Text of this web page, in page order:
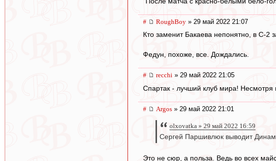
# RoughBoy » 29 май 2022 21:07
Кто заменит Бакаева непонятно, в С-2
Федун, похоже, все. Дождались.
# recchi » 29 май 2022 21:05
Спартак - лучший клуб мира! Несмотря
# Argos » 29 май 2022 21:01
olxovatka » 29 май 2022 16:59
Сергей Паршивлюк выводит
Это не сюр, а польза. Ведь во всех